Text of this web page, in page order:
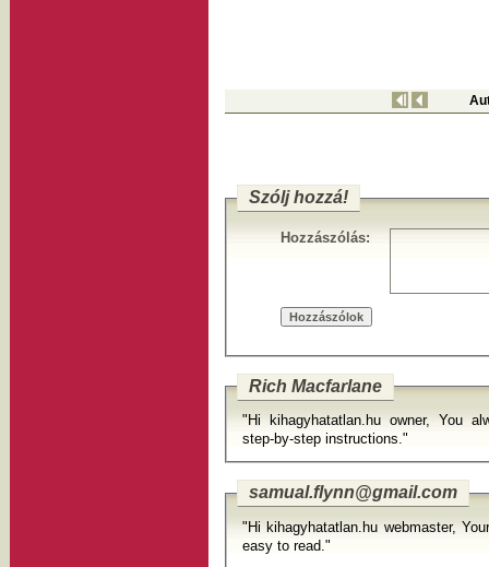
Szólj hozzá!
Hozzászólás:
Rich Macfarlane
"Hi kihagyhatatlan.hu owner, You
step-by-step instructions."
samual.flynn@gmail.com
"Hi kihagyhatatlan.hu webmaster,
easy to read."